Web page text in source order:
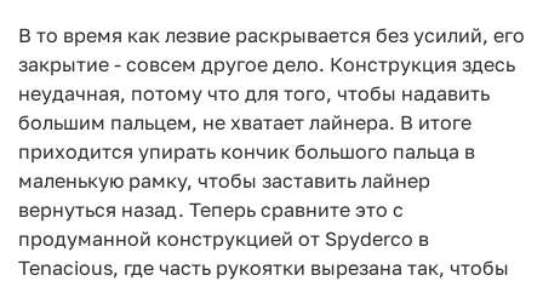
В то время как лезвие раскрывается без усилий, его
закрытие - совсем другое дело. Конструкция здесь
неудачная, потому что для того, чтобы надавить
большим пальцем, не хватает лайнера. В итоге
приходится упирать кончик большого пальца в
маленькую рамку, чтобы заставить лайнер
вернуться назад. Теперь сравните это с
продуманной конструкцией от Spyderco в
Tenacious, где часть рукоятки вырезана так, чтобы